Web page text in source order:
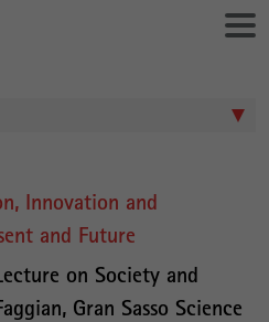
Innovation and
and Future
on Society and
Gran Sasso Science